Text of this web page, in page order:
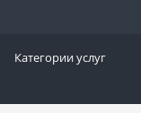
Категории услуг